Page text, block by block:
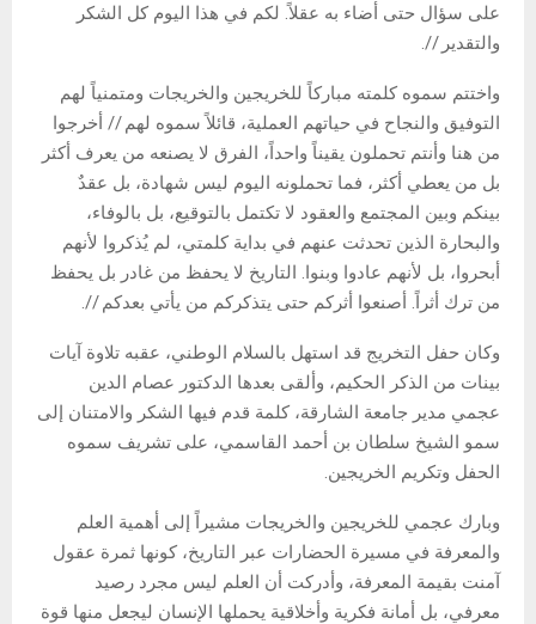
على سؤال حتى أضاء به عقلاً. لكم في هذا اليوم كل الشكر
والتقدير //.
واختتم سموه كلمته مباركاً للخريجين والخريجات ومتمنياً لهم
التوفيق والنجاح في حياتهم العملية، قائلاً سموه لهم // أخرجوا
من هنا وأنتم تحملون يقيناً واحداً، الفرق لا يصنعه من يعرف أكثر
بل من يعطي أكثر، فما تحملونه اليوم ليس شهادة، بل عقدٌ
بينكم وبين المجتمع والعقود لا تكتمل بالتوقيع، بل بالوفاء،
والبحارة الذين تحدثت عنهم في بداية كلمتي، لم يُذكروا لأنهم
أبحروا، بل لأنهم عادوا وبنوا. التاريخ لا يحفظ من غادر بل يحفظ
من ترك أثراً. أصنعوا أثركم حتى يتذكركم من يأتي بعدكم //.
وكان حفل التخريج قد استهل بالسلام الوطني، عقبه تلاوة آيات
بينات من الذكر الحكيم، وألقى بعدها الدكتور عصام الدين
عجمي مدير جامعة الشارقة، كلمة قدم فيها الشكر والامتنان إلى
سمو الشيخ سلطان بن أحمد القاسمي، على تشريف سموه
الحفل وتكريم الخريجين.
وبارك عجمي للخريجين والخريجات مشيراً إلى أهمية العلم
والمعرفة في مسيرة الحضارات عبر التاريخ، كونها ثمرة عقول
آمنت بقيمة المعرفة، وأدركت أن العلم ليس مجرد رصيد
معرفي، بل أمانة فكرية وأخلاقية يحملها الإنسان ليجعل منها قوة